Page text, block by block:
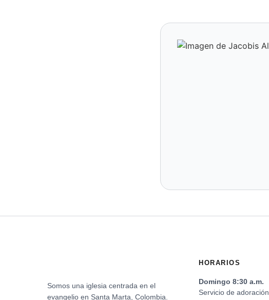
Somos una iglesia centrada en el
evangelio en Santa Marta, Colombia.
HORARIOS
Domingo 8:30 a.m.
Servicio de adoración